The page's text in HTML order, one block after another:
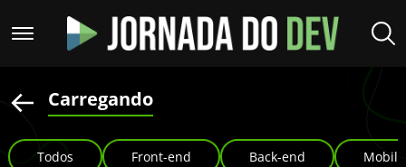
Carregando
Todos Front-end Back-end